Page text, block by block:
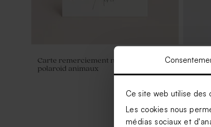
Ce site web utilise des
Les cookies nous
médias sociaux et
Carte remerciement naissance
polaroid animaux